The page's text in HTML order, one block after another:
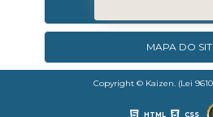
MAPA DO
Copyright © Kaizen. (Lei 9610
HTML CSS